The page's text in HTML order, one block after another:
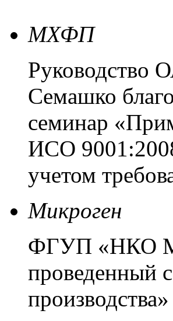
МХФП
Руководство
Семашко
семинар
ИСО
учетом
Микроген
ФГУП «НКО
проведенный
производства»